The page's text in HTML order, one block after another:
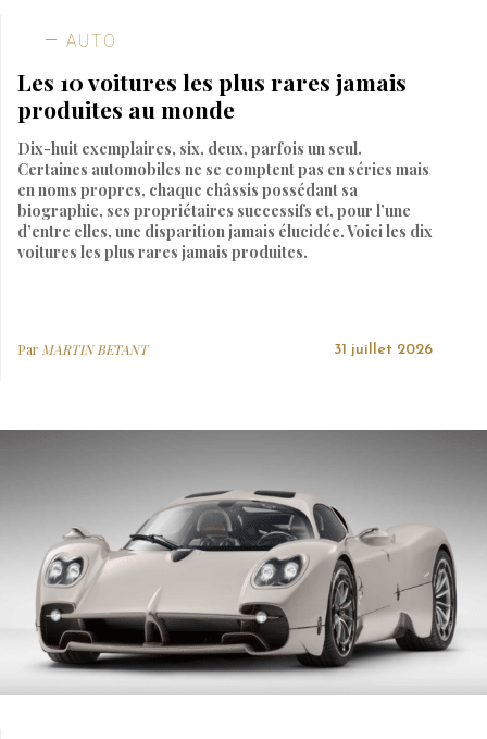
AUTO
Les 10 voitures les plus rares jamais
produites au monde
Dix-huit exemplaires, six, deux, parfois un seul.
Certaines automobiles ne se comptent pas en séries mais
en noms propres, chaque châssis possédant sa
biographie, ses propriétaires successifs et, pour l’une
d’entre elles, une disparition jamais élucidée. Voici les dix
voitures les plus rares jamais produites.
Par MARTIN BETANT 31 juillet 2026